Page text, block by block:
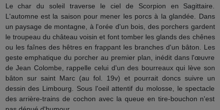
Le char du soleil traverse le ciel de Scorpion en Sagittaire.
L'automne est la saison pour mener les porcs à la glandée. Dans
un paysage de montagne, à l'orée d'un bois, des porchers gardent
le troupeau du château voisin et font tomber les glands des chênes
ou les faînes des hêtres en frappant les branches d'un bâton. Les
geste emphatique du porcher au premier plan, inédit dans l'œuvre
de Jean Colombe, rappelle celui d'un des bourreaux qui lève son
bâton sur saint Marc (au fol. 19v) et pourrait doncs suivre un
dessin des Limbourg. Sous l'oeil attentif du molosse, le spectacle
des arrière-trains de cochon avec la queue en tire-bouchon n'est